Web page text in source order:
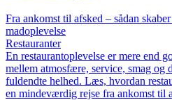
Fra ankomst til afsked – sådan
madoplevelse
Restauranter
En restaurantoplevelse er mere end
mellem atmosfære, service, smag og
fuldendte helhed. Læs, hvordan
en mindeværdig rejse fra ankomst til